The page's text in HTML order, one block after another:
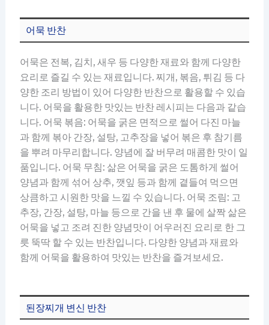
어묵 반찬
어묵은 전복, 김치, 새우 등 다양한 재료와 함께 다양한
요리로 즐길 수 있는 재료입니다. 찌개, 볶음, 튀김 등 다
양한 조리 방법이 있어 다양한 반찬으로 활용할 수 있습
니다. 어묵을 활용한 맛있는 반찬 레시피는 다음과 같습
니다. 어묵 볶음: 어묵을 굵은 면적으로 썰어 다진 마늘
과 함께 볶아 간장, 설탕, 고추장을 넣어 볶은 후 참기름
을 뿌려 마무리합니다. 양념에 잘 버무려 매콤한 맛이 일
품입니다. 어묵 무침: 삶은 어묵을 굵은 도톰하게 썰어
양념과 함께 섞어 상추, 깻잎 등과 함께 곁들여 먹으면
상큼하고 시원한 맛을 느낄 수 있습니다. 어묵 조림: 고
추장, 간장, 설탕, 마늘 등으로 간을 낸 후 물에 살짝 삶은
어묵을 넣고 조려 진한 양념맛이 어우러진 요리로 한 그
릇 뚝딱 할 수 있는 반찬입니다. 다양한 양념과 재료와
함께 어묵을 활용하여 맛있는 반찬을 즐겨보세요.
된장찌개 변신 반찬